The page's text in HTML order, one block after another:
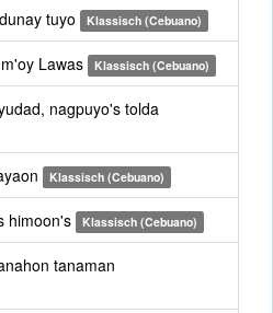
tuyo Klassisch (Cebuano)
Lawas Klassisch (Cebuano)
nagpuyo's tolda
Klassisch (Cebuano)
himoon's Klassisch (Cebuano)
tanaman